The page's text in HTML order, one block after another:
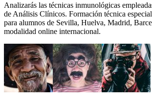
Analizarás las técnicas inmunológicas
de Análisis Clínicos. Formación técnica
para alumnos de Sevilla, Huelva, Madrid,
modalidad online internacional.